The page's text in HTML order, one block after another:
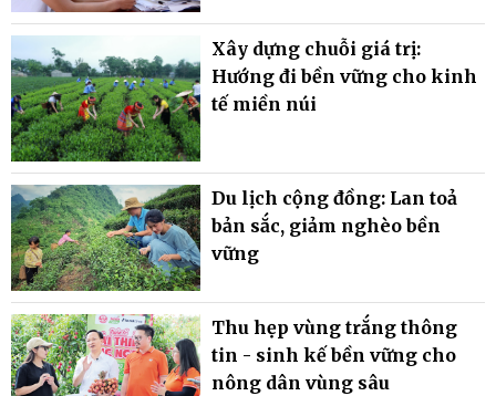
Xây dựng chuỗi giá trị:
Hướng đi bền vững cho kinh
tế miền núi
Du lịch cộng đồng: Lan toả
bản sắc, giảm nghèo bền
vững
Thu hẹp vùng trắng thông
tin - sinh kế bền vững cho
nông dân vùng sâu